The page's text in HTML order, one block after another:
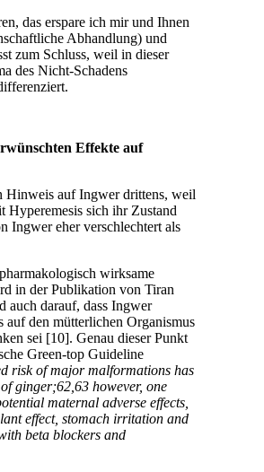
das erspare ich mir und Ihnen
Abhandlung) und
zum Schluss, weil in dieser
des Nicht-Schadens
Effekte auf
Hinweis auf Ingwer drittens, weil
Hyperemesis sich ihr Zustand
Ingwer eher verschlechtert als
wirksame
in der Publikation von Tiran
auch darauf, dass Ingwer
auf den mütterlichen Organismus
sei [10]. Genau dieser Punkt
Green-top Guideline
risk of major malformations has
ginger;62,63 however, one
maternal adverse effects,
effect, stomach irritation and
beta blockers and